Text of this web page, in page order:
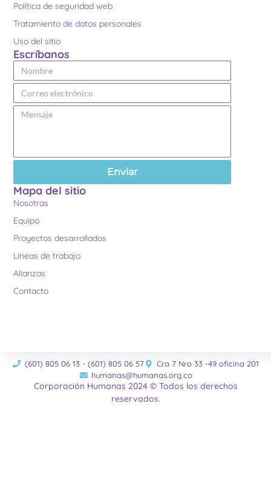
Política de seguridad web
Tratamiento de datos personales
Uso del sitio
Escríbanos
Enviar
Mapa del sitio
Nosotras
Equipo
Proyectos desarrollados
Lineas de trabajo
Alianzas
Contacto
(601) 805 06 13 - (601) 805 06 57
Cra 7 Nro 33 -49 oficina 201
humanas@humanas.org.co
Corporación Humanas 2024 © Todos los derechos
reservados.